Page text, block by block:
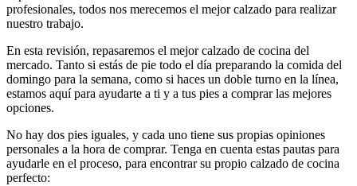
profesionales, todos nos merecemos el mejor calzado para realizar
nuestro trabajo.
En esta revisión, repasaremos el mejor calzado de cocina del
mercado. Tanto si estás de pie todo el día preparando la comida del
domingo para la semana, como si haces un doble turno en la línea,
estamos aquí para ayudarte a ti y a tus pies a comprar las mejores
opciones.
No hay dos pies iguales, y cada uno tiene sus propias opiniones
personales a la hora de comprar. Tenga en cuenta estas pautas para
ayudarle en el proceso, para encontrar su propio calzado de cocina
perfecto: